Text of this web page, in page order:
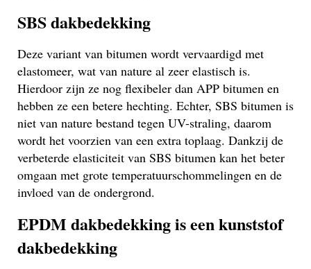
SBS dakbedekking
Deze variant van bitumen wordt vervaardigd met
elastomeer, wat van nature al zeer elastisch is.
Hierdoor zijn ze nog flexibeler dan APP bitumen en
hebben ze een betere hechting. Echter, SBS bitumen is
niet van nature bestand tegen UV-straling, daarom
wordt het voorzien van een extra toplaag. Dankzij de
verbeterde elasticiteit van SBS bitumen kan het beter
omgaan met grote temperatuurschommelingen en de
invloed van de ondergrond.
EPDM dakbedekking is een kunststof
dakbedekking